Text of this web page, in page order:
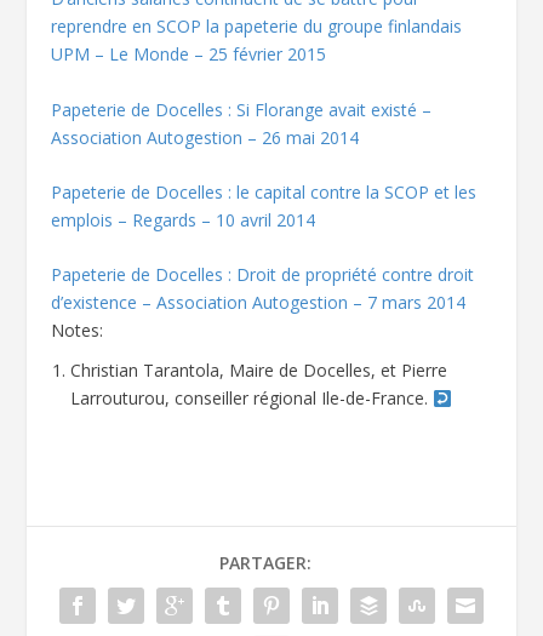
reprendre en SCOP la papeterie du groupe finlandais
UPM – Le Monde – 25 février 2015
Papeterie de Docelles : Si Florange avait existé –
Association Autogestion – 26 mai 2014
Papeterie de Docelles : le capital contre la SCOP et les
emplois – Regards – 10 avril 2014
Papeterie de Docelles : Droit de propriété contre droit
d’existence – Association Autogestion – 7 mars 2014
Notes:
Christian Tarantola, Maire de Docelles, et Pierre
Larrouturou, conseiller régional Ile-de-France.
PARTAGER: